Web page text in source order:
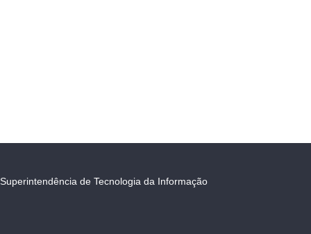
Superintendência de Tecnologia da Informação